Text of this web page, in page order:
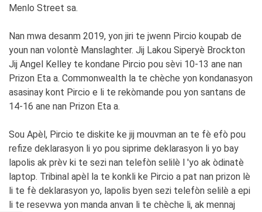
Menlo Street sa.
Nan mwa desanm 2019, yon jiri te jwenn Pircio koupab de
youn nan volontè Manslaghter. Jij Lakou Siperyè Brockton
Jij Angel Kelley te kondane Pircio pou sèvi 10-13 ane nan
Prizon Eta a. Commonwealth la te chèche yon kondanasyon
asasinay kont Pircio e li te rekòmande pou yon santans de
14-16 ane nan Prizon Eta a.
Sou Apèl, Pircio te diskite ke jij mouvman an te fè efò pou
refize deklarasyon li yo pou siprime deklarasyon li yo bay
lapolis ak prèv ki te sezi nan telefòn selilè l 'yo ak òdinatè
laptop. Tribinal apèl la te konkli ke Pircio a pat nan prizon lè
li te fè deklarasyon yo, lapolis byen sezi telefòn selilè a epi
li te resevwa yon manda anvan li te chèche li, ak mennaj